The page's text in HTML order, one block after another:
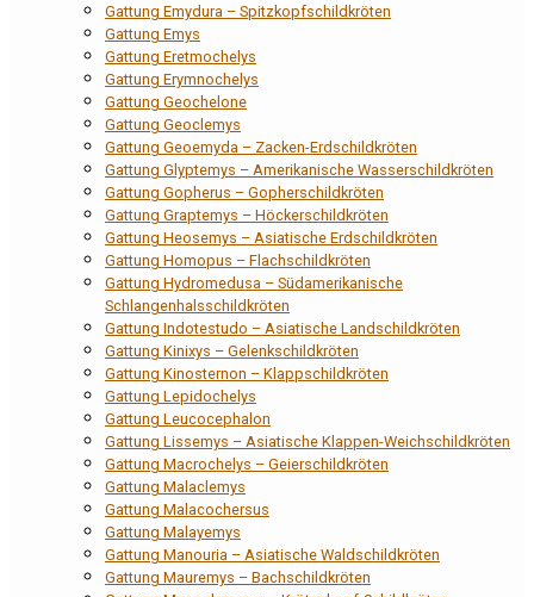
Gattung Emydura – Spitzkopfschildkröten
Gattung Emys
Gattung Eretmochelys
Gattung Erymnochelys
Gattung Geochelone
Gattung Geoclemys
Gattung Geoemyda – Zacken-Erdschildkröten
Gattung Glyptemys – Amerikanische Wasserschildkröten
Gattung Gopherus – Gopherschildkröten
Gattung Graptemys – Höckerschildkröten
Gattung Heosemys – Asiatische Erdschildkröten
Gattung Homopus – Flachschildkröten
Gattung Hydromedusa – Südamerikanische
Schlangenhalsschildkröten
Gattung Indotestudo – Asiatische Landschildkröten
Gattung Kinixys – Gelenkschildkröten
Gattung Kinosternon – Klappschildkröten
Gattung Lepidochelys
Gattung Leucocephalon
Gattung Lissemys – Asiatische Klappen-Weichschildkröten
Gattung Macrochelys – Geierschildkröten
Gattung Malaclemys
Gattung Malacochersus
Gattung Malayemys
Gattung Manouria – Asiatische Waldschildkröten
Gattung Mauremys – Bachschildkröten